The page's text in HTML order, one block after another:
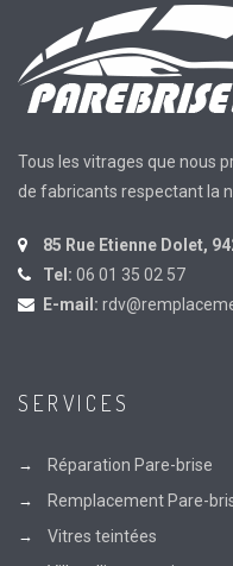
Tous les vitrages que nous
de fabricants respectant la
85 Rue Etienne Dolet,
Tel: 06 01 35 02 57
E-mail:
SERVICES
Réparation Pare-brise
Remplacement Pare-
Vitres teintées